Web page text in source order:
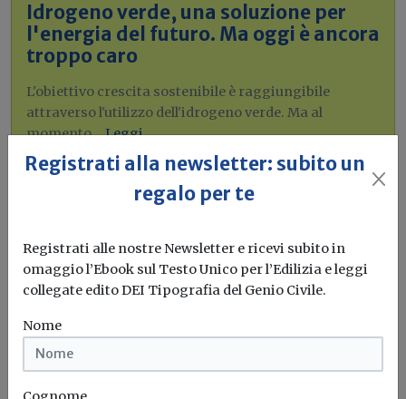
Idrogeno verde, una soluzione per
l'energia del futuro. Ma oggi è ancora
troppo caro
L'obiettivo crescita sostenibile è raggiungibile
attraverso l'utilizzo dell'idrogeno verde. Ma al
momento...Leggi
Bonus elettrodomestici green,
spunta il nuovo contributo per
Il governo ha allo studio l'introduzione di un nuovo
bonus elettrodomestici, che... Leggi
Potrebbe interessarti
Registrati alla newsletter: subito un
regalo per te
Registrati alle nostre Newsletter e ricevi subito in
omaggio l’Ebook sul Testo Unico per l’Edilizia e leggi
collegate edito DEI Tipografia del Genio Civile.
Nome